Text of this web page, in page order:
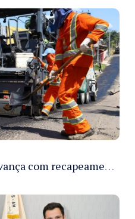
Prefeitura de Manaus avança com recapeamento no Parque Rio Solimões e cobre cerca de 30 ruas